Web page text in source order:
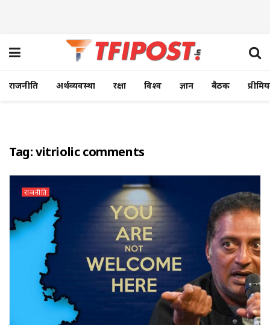
राजनीति अर्थव्यवस्था रक्षा विश्व ज्ञान बैठक
Tag:vitriolic comments
राजनीति